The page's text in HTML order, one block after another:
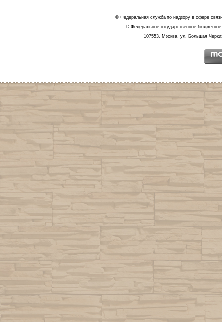
© Федеральная служба по надзору в сфере
© Федеральное государственное
107553, Москва, ул. Большая